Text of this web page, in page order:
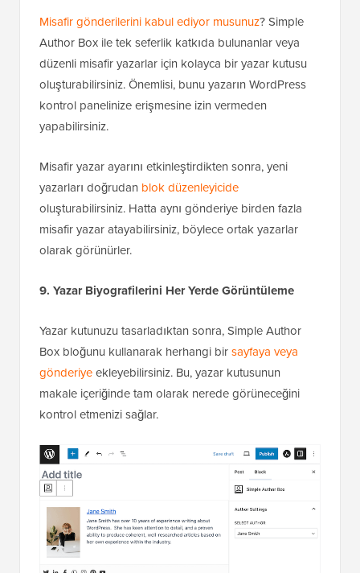
Misafir gönderilerini kabul ediyor musunuz? Simple
Author Box ile tek seferlik katkıda bulunanlar veya
düzenli misafir yazarlar için kolayca bir yazar kutusu
oluşturabilirsiniz. Önemlisi, bunu yazarın WordPress
kontrol panelinize erişmesine izin vermeden
yapabilirsiniz.
Misafir yazar ayarını etkinleştirdikten sonra, yeni
yazarları doğrudan blok düzenleyicide
oluşturabilirsiniz. Hatta aynı gönderiye birden fazla
misafir yazar atayabilirsiniz, böylece ortak yazarlar
olarak görünürler.
9. Yazar Biyografilerini Her Yerde Görüntüleme
Yazar kutunuzu tasarladıktan sonra, Simple Author
Box bloğunu kullanarak herhangi birsayfaya veya
gönderiyeekleyebilirsiniz. Bu, yazar kutusunun
makale içeriğinde tam olarak nerede görüneceğini
kontrol etmenizi sağlar.